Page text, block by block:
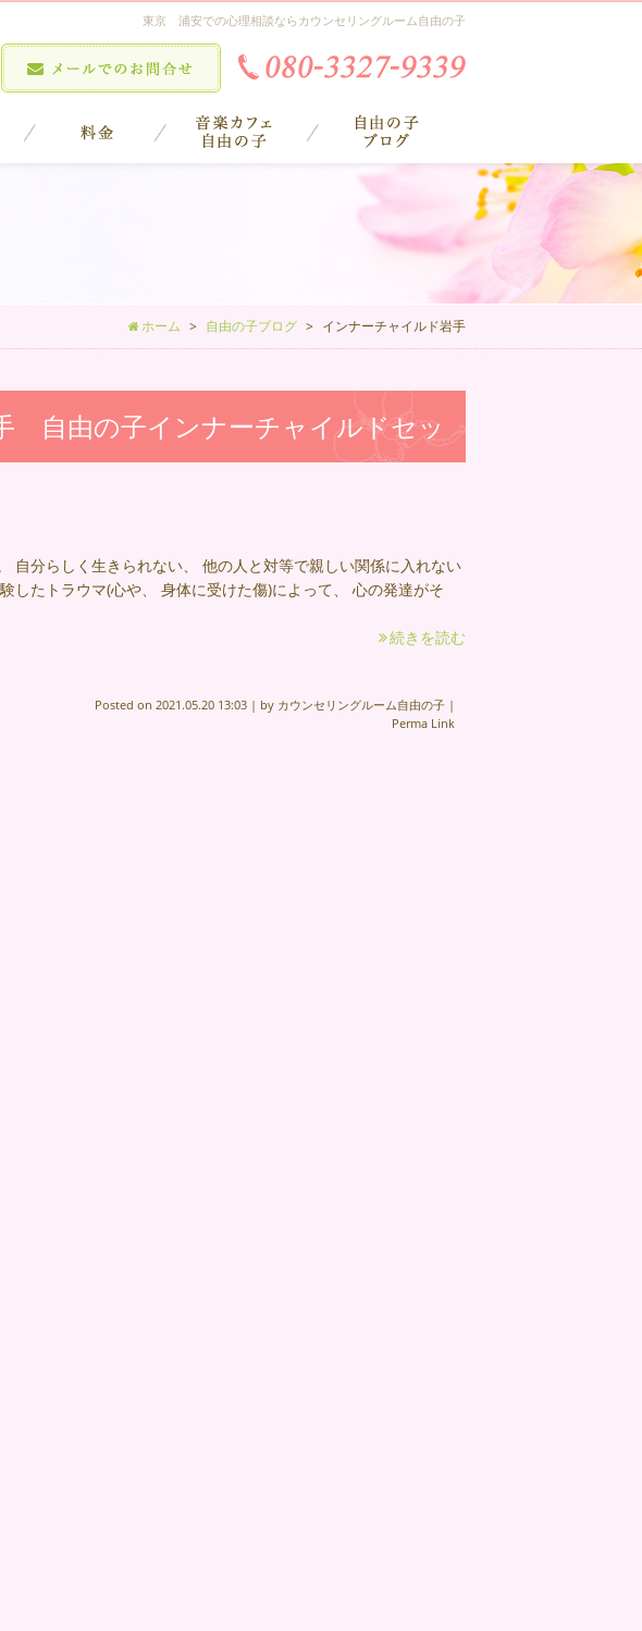
東京 浦安での心理相談ならカウンセリングルーム自由の子
ホーム 自由の子ブログ インナーチャイルド岩手
自由の子インナーチャイルドセッ
自分らしく生きられない、 他の人と対等で親しい関係に入れない
したトラウマ(心や、 身体に受けた傷)によって、 心の発達がそ
続きを読む
Posted on 2021.05.20 13:03 | by カウンセリングルーム自由の子 |
Perma Link